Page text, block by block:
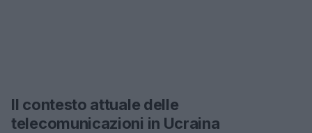
Il contesto attuale delle
telecomunicazioni in Ucraina